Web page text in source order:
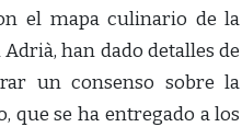
el mapa culinario de la
han dado detalles de
un consenso sobre la
que se ha entregado a los